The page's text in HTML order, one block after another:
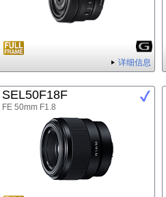
详细信息
SEL50F18F
FE 50mm F1.8